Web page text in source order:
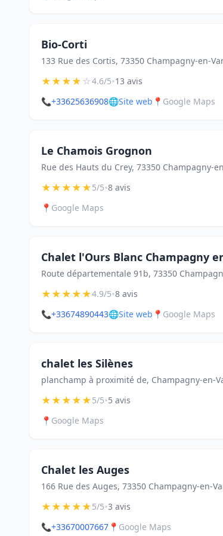
Bio-Corti
133 Rue des Cortis, 73350 Champagny-en-
★★★★☆4.6/5•13 avis
📞+33625636908🌐Site web 📍 Google Maps
Le Chamois Grognon
Rue des Hauts du Crey, 73350 Champagny-
★★★★★5/5•8 avis
📍 Google Maps
Chalet l'Ours Blanc Champagny
Route départementale 91b, 73350
★★★★★4.9/5•8 avis
📞+33674890443🌐Site web 📍 Google Maps
chalet les Silènes
planchamp à proximité de, Champagny-en-
★★★★★5/5•5 avis
📍 Google Maps
Chalet les Auges
166 Rue des Auges, 73350 Champagny-en-
★★★★★5/5•3 avis
📞+33670007667 📍 Google Maps